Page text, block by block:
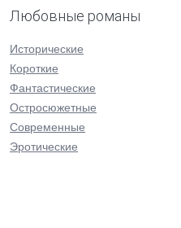
Любовные романы
Исторические
Короткие
Фантастические
Остросюжетные
Современные
Эротические